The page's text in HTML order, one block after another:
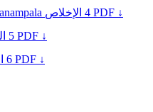
الإخلاص 4 PDF ↓
5 PDF ↓
6 PDF ↓